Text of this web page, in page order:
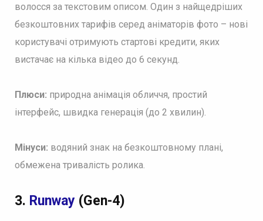
волосся за текстовим описом. Один з найщедріших
безкоштовних тарифів серед аніматорів фото – нові
користувачі отримують стартові кредити, яких
вистачає на кілька відео до 6 секунд.
Плюси: природна анімація обличчя, простий
інтерфейс, швидка генерація (до 2 хвилин).
Мінуси: водяний знак на безкоштовному плані,
обмежена тривалість ролика.
3. Runway (Gen-4)